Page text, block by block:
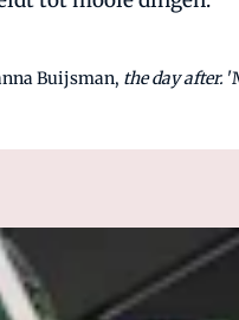
Buijsman, the day after.